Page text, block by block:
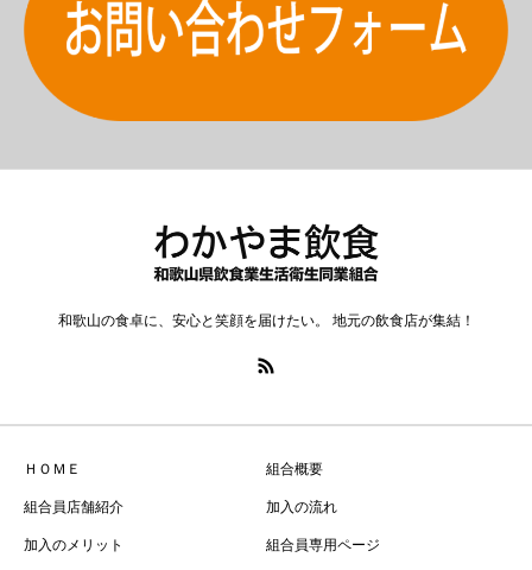
和歌山の食卓に、安心と笑顔を届けたい。 地元の飲食店が集結！
ＨＯＭＥ 組合概要
組合員店舗紹介 加入の流れ
加入のメリット 組合員専用ページ